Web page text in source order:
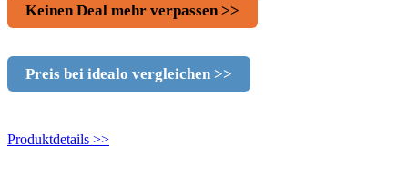
Keinen Deal mehr verpassen >>
Preis bei idealo vergleichen >>
Produktdetails >>